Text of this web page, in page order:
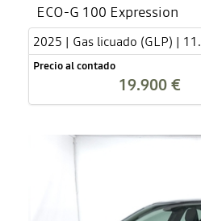
ECO-G 100 Expression
2025 | Gas licuado (GLP) |
Precio al contado
19.900 €